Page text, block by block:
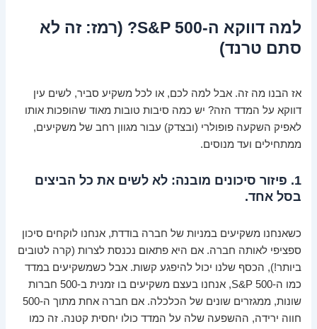
למה דווקא ה-S&P 500? (רמז: זה לא
סתם טרנד)
אז הבנו מה זה. אבל למה לכם, או לכל משקיע סביר, לשים עין
דווקא על המדד הזה? יש כמה סיבות טובות מאוד שהופכות אותו
לאפיק השקעה פופולרי (ובצדק) עבור מגוון רחב של משקיעים,
ממתחילים ועד מנוסים.
1. פיזור סיכונים מובנה: לא לשים את כל הביצים
בסל אחד.
כשאנחנו משקיעים במניות של חברה בודדת, אנחנו לוקחים סיכון
ספציפי לאותה חברה. אם היא פתאום נכנסת לצרות (קרה לטובים
ביותר!), הכסף שלנו יכול להיפגע קשות. אבל כשמשקיעים במדד
כמו ה-S&P 500, אנחנו בעצם משקיעים בו זמנית ב-500 חברות
שונות, ממגזרים שונים של הכלכלה. אם חברה אחת מתוך ה-500
חווה ירידה, ההשפעה שלה על המדד כולו יחסית קטנה. זה כמו